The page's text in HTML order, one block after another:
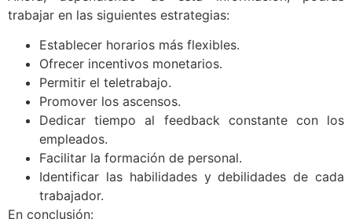
trabajar en las siguientes estrategias:
Establecer horarios más flexibles.
Ofrecer incentivos monetarios.
Permitir el teletrabajo.
Promover los ascensos.
Dedicar tiempo al feedback constante con los
empleados.
Facilitar la formación de personal.
Identificar las habilidades y debilidades de cada
trabajador.
En conclusión: